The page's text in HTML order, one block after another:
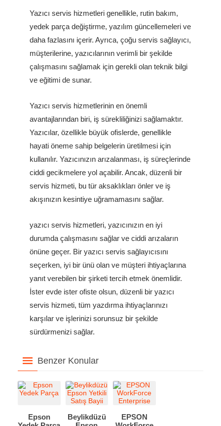
Yazıcı servis hizmetleri genellikle, rutin bakım,
yedek parça değiştirme, yazılım güncellemeleri ve
daha fazlasını içerir. Ayrıca, çoğu servis sağlayıcı,
müşterilerine, yazıcılarının verimli bir şekilde
çalışmasını sağlamak için gerekli olan teknik bilgi
ve eğitimi de sunar.
Yazıcı servis hizmetlerinin en önemli
avantajlarından biri, iş sürekliliğinizi sağlamaktır.
Yazıcılar, özellikle büyük ofislerde, genellikle
hayati öneme sahip belgelerin üretilmesi için
kullanılır. Yazıcınızın arızalanması, iş süreçlerinde
ciddi gecikmelere yol açabilir. Ancak, düzenli bir
servis hizmeti, bu tür aksaklıkları önler ve iş
akışınızın kesintiye uğramamasını sağlar.
yazıcı servis hizmetleri, yazıcınızın en iyi
durumda çalışmasını sağlar ve ciddi arızaların
önüne geçer. Bir yazıcı servis sağlayıcısını
seçerken, iyi bir ünü olan ve müşteri ihtiyaçlarına
yanıt verebilen bir şirketi tercih etmek önemlidir.
İster evde ister ofiste olsun, düzenli bir yazıcı
servis hizmeti, tüm yazdırma ihtiyaçlarınızı
karşılar ve işlerinizi sorunsuz bir şekilde
sürdürmenizi sağlar.
Benzer Konular
Epson
Beylikdüzü
EPSON